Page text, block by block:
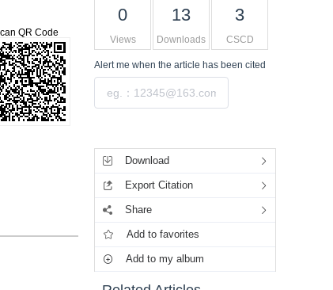
QR Code
0
Views
13
Downloads
3
CSCD
Alert me when the article has been cited
Download
Export Citation
Share
Add to favorites
Add to my album